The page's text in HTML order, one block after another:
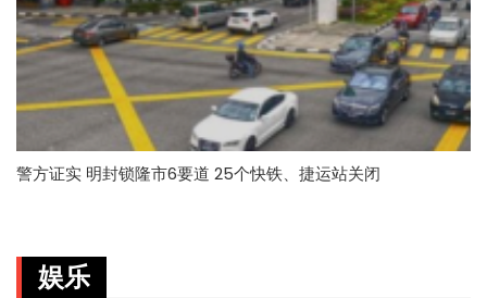
警方证实 明封锁隆市6要道 25个快铁、捷运站关闭
娱乐